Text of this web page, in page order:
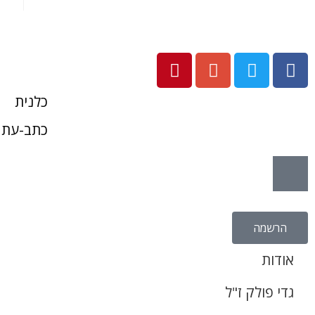
כלנית
כתב-עת
הרשמה
אודות
גדי פולק ז"ל